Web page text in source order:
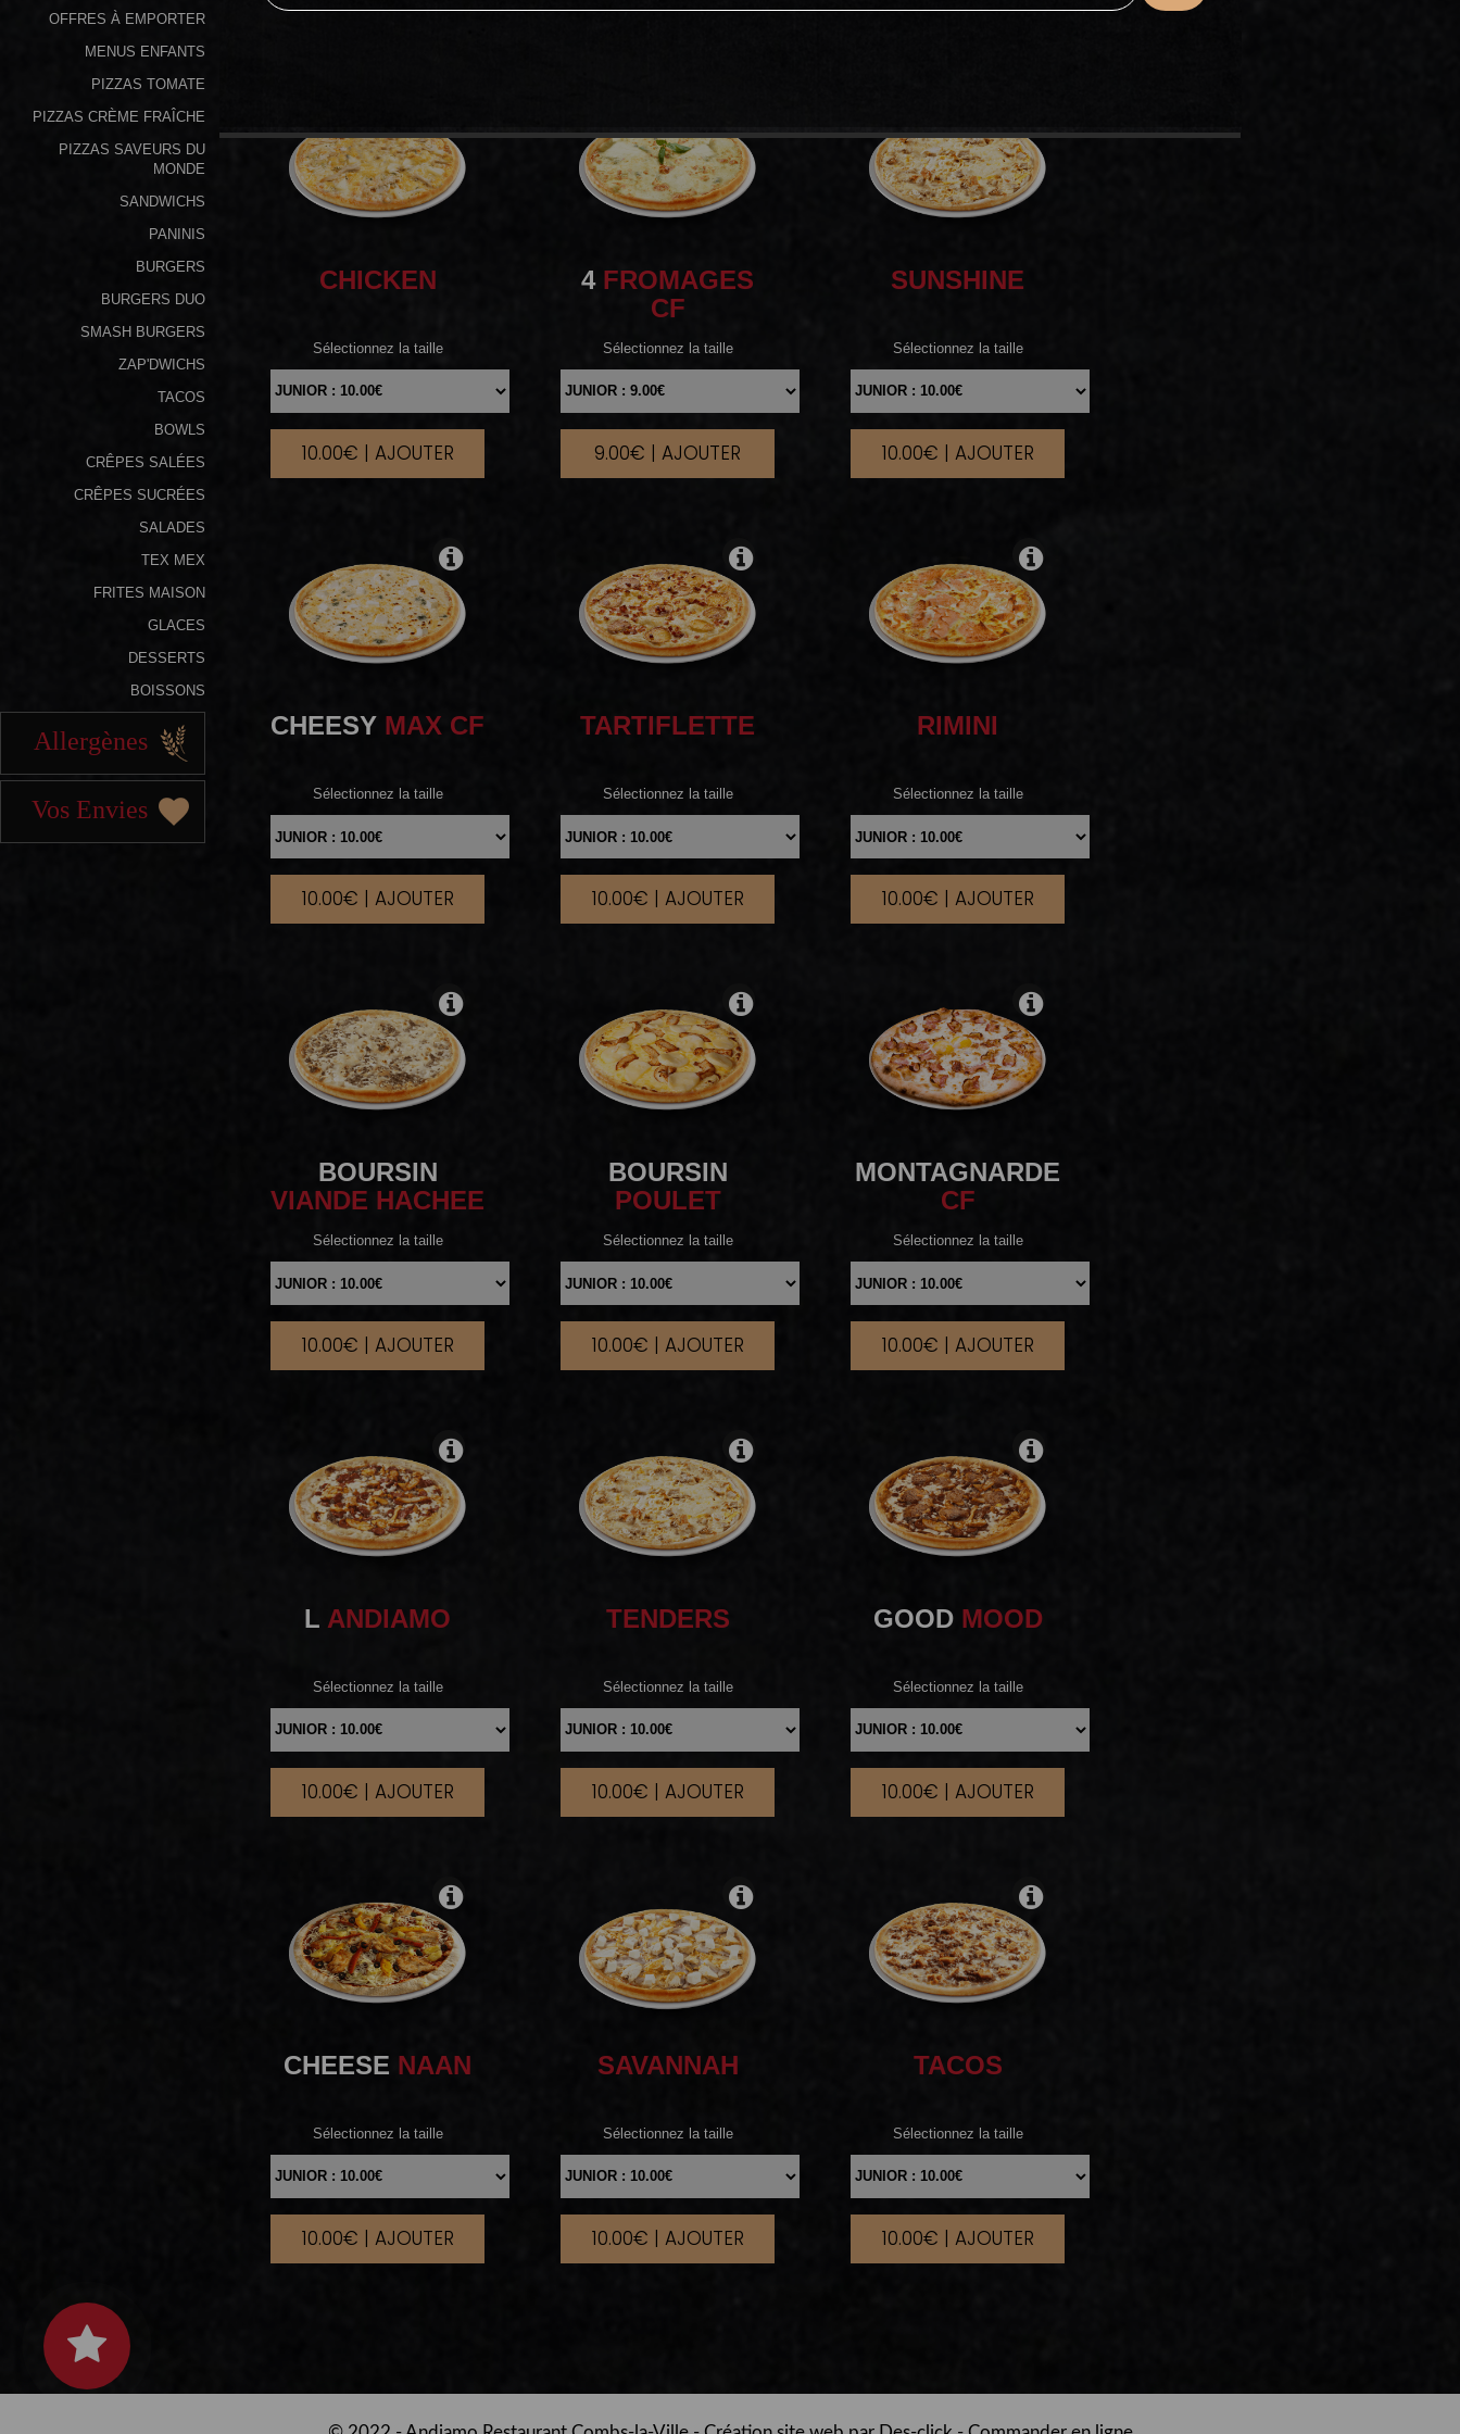
Fidélité
Vos
Avis
Zones
Livraison
OFFRES À EMPORTER
MENUS ENFANTS
PIZZAS TOMATE
PIZZAS CRÈME FRAÎCHE
PIZZAS SAVEURS DU
MONDE
SANDWICHS
PANINIS
BURGERS
BURGERS DUO
SMASH BURGERS
ZAP'DWICHS
TACOS
BOWLS
CRÊPES SALÉES
CRÊPES SUCRÉES
SALADES
TEX MEX
FRITES MAISON
GLACES
DESSERTS
BOISSONS
Allergènes
Vos Envies
CHICKEN
Sélectionnez la taille
|
10.00€ | AJOUTER
4FROMAGES
CF
Sélectionnez la taille
|
9.00€ | AJOUTER
SUNSHINE
Sélectionnez la taille
|
10.00€ | AJOUTER
CHEESY MAX CF
Sélectionnez la taille
|
10.00€ | AJOUTER
TARTIFLETTE
Sélectionnez la taille
|
10.00€ | AJOUTER
RIMINI
Sélectionnez la taille
|
10.00€ | AJOUTER
BOURSIN
VIANDE HACHEE
Sélectionnez la taille
|
10.00€ | AJOUTER
BOURSIN
POULET
Sélectionnez la taille
|
10.00€ | AJOUTER
MONTAGNARDE
CF
Sélectionnez la taille
|
10.00€ | AJOUTER
L ANDIAMO
Sélectionnez la taille
|
10.00€ | AJOUTER
TENDERS
Sélectionnez la taille
|
10.00€ | AJOUTER
GOODMOOD
Sélectionnez la taille
|
10.00€ | AJOUTER
CHEESE NAAN
Sélectionnez la taille
|
10.00€ | AJOUTER
SAVANNAH
Sélectionnez la taille
|
10.00€ | AJOUTER
TACOS
Sélectionnez la taille
|
10.00€ | AJOUTER